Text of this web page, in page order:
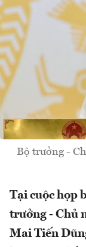
Bộ trưởng -
Tại cuộc họp
trưởng - Chủ
Mai Tiến